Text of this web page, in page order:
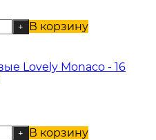
+ В корзину
Lovely Monaco - 16
+ В корзину